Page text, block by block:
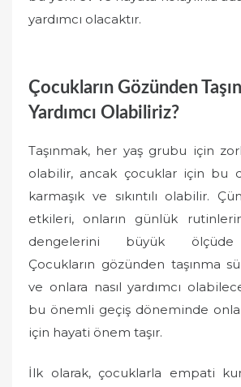
yardımcı olacaktır.
Çocukların Gözünden
Yardımcı Olabiliriz?
Taşınmak, her yaş grubu için
olabilir, ancak çocuklar için bu
karmaşık ve sıkıntılı olabilir.
etkileri, onların günlük
dengelerini büyük ölçüde
Çocukların gözünden taşınma
ve onlara nasıl yardımcı
bu önemli geçiş döneminde
için hayati önem taşır.
İlk olarak, çocuklarla empati